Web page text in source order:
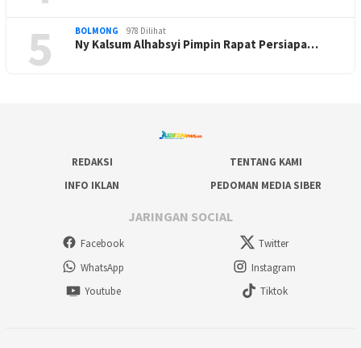
5 BOLMONG 978 Dilihat
Ny Kalsum Alhabsyi Pimpin Rapat Persiapa…
REDAKSI
TENTANG KAMI
INFO IKLAN
PEDOMAN MEDIA SIBER
JARINGAN SOCIAL
Facebook
Twitter
WhatsApp
Instagram
Youtube
Tiktok